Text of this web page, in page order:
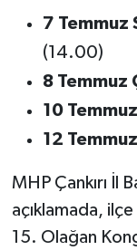
7 Temmuz
(14.00)
8 Temmuz
10
12
MHP Çankırı İl
açıklamada,
15. Olağan